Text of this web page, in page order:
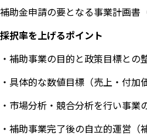
補助金申請の要となる事業計画書
採択率を上げるポイント
・補助事業の目的と政策目標との
・具体的な数値目標（売上・付
・市場分析・競合分析を行い事業
・補助事業完了後の自立的運営